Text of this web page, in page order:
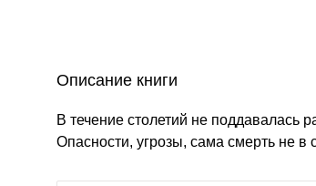
Описание книги
В течение столетий не поддавалась
Опасности, угрозы, сама смерть не в